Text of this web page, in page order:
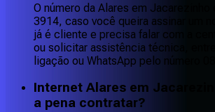
O número da Alares em Jacarezinho
3914, caso você queira assinar um
já é cliente e precisa falar com a
ou solicitar assistência técnica,
ligação ou WhatsApp pelo número
Internet Alares em
a pena contratar?